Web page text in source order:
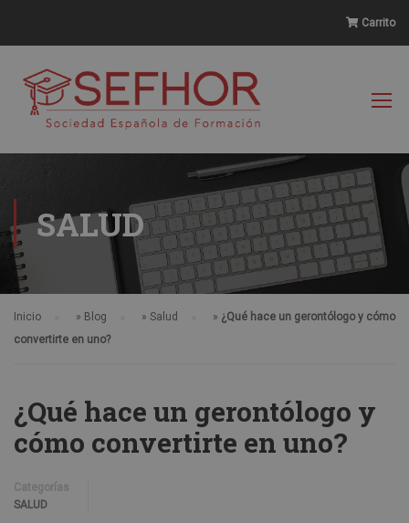
Carrito
SALUD
Inicio » Blog » Salud » ¿Qué hace un gerontólogo y cómo
convertirte en uno?
¿Qué hace un gerontólogo y
cómo convertirte en uno?
Categorías
SALUD